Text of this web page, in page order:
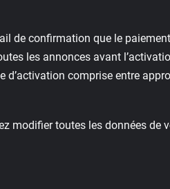
de confirmation que le
les annonces avant
d’activation comprise entre
modifier toutes les données